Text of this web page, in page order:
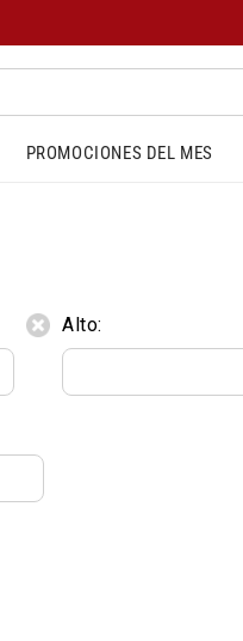
PROMOCIONES DEL MES
Alto: